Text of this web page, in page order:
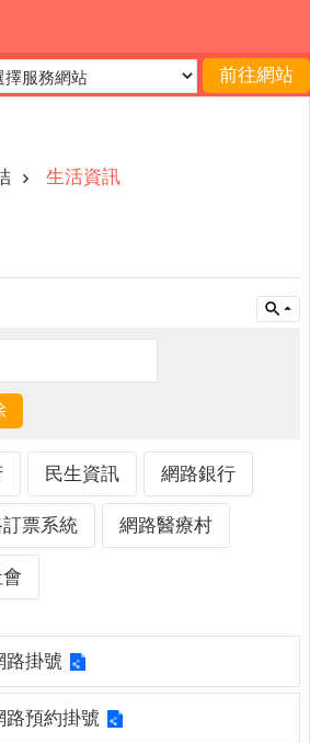
生活資訊
民生資訊 網路銀行
票系統 網路醫療村
路掛號
路預約掛號